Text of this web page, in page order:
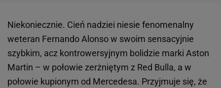
Niekoniecznie. Cień nadziei niesie fenomenalny
weteran Fernando Alonso w swoim sensacyjnie
szybkim, acz kontrowersyjnym bolidzie marki Aston
Martin – w połowie zerżniętym z Red Bulla, a w
połowie kupionym od Mercedesa. Przyjmuje się, że